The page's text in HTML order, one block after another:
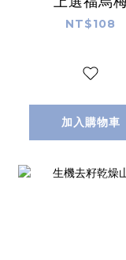
NT$108
加入購物車